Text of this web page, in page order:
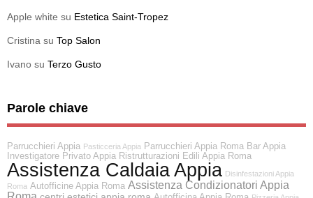
Apple white su Estetica Saint-Tropez
Cristina su Top Salon
Ivano su Terzo Gusto
Parole chiave
Parrucchieri Appia Pasticceria Appia Parrucchieri Appia Roma Bar Appia
Investigatore Privato Appia Ristrutturazioni Edili Appia Roma
Assistenza Caldaia Appia Disinfestazioni Appia
Roma Autofficine Appia Roma Assistenza Condizionatori Appia